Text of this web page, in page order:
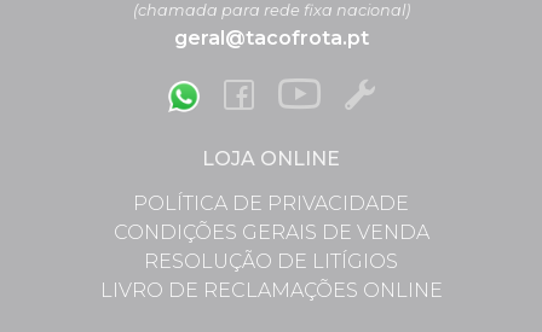
(chamada para rede fixa nacional)
geral@tacofrota.pt
LOJA ONLINE
POLÍTICA DE PRIVACIDADE
CONDIÇÕES GERAIS DE VENDA
RESOLUÇÃO DE LITÍGIOS
LIVRO DE RECLAMAÇÕES ONLINE